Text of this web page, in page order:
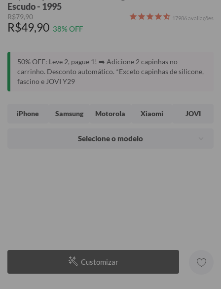
Escudo - 1995
R$79,90
R$49,90 38% OFF
17986 avaliações
50% OFF: Leve 2, pague 1! ➡️ Adicione 2 capinhas no
carrinho. Desconto automático. *Exceto capinhas de silicone,
fascino e JOVI Y29
iPhone Samsung Motorola Xiaomi JOVI
Selecione o modelo
Customizar